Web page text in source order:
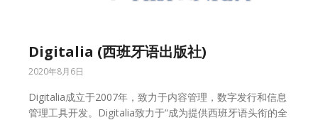
Digitalia (西班牙语出版社)
2020年8月6日
Digitalia成立于2007年，致力于内容管理，数字发行和信息
管理工具开发。Digitalia致力于“成为提供西班牙语头衔的全